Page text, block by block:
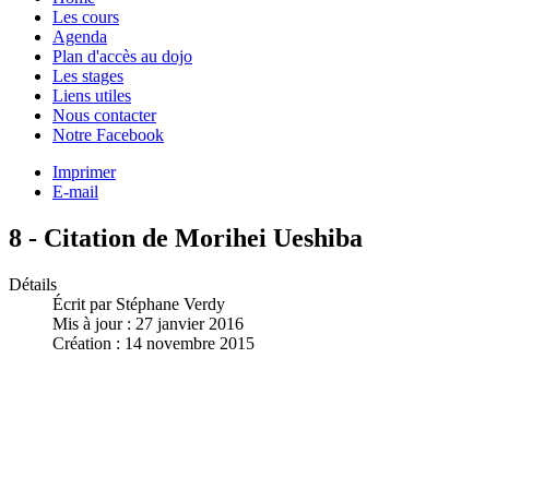
Les cours
Agenda
Plan d'accès au dojo
Les stages
Liens utiles
Nous contacter
Notre Facebook
Imprimer
E-mail
8 - Citation de Morihei Ueshiba
Détails
Écrit par Stéphane Verdy
Mis à jour : 27 janvier 2016
Création : 14 novembre 2015